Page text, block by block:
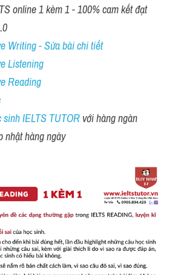
online 1 kèm 1 - 100% cam kết đạt
Writing - Sửa bài chi tiết
Listening
Reading
sinh IELTS TUTOR với hàng ngàn
nhật hàng ngày